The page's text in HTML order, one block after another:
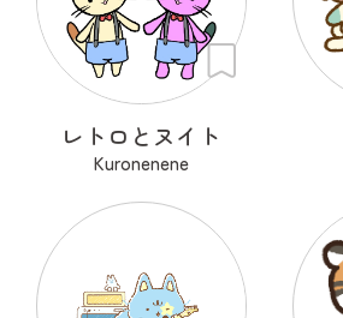
レトロとヌイト
Kuronenene